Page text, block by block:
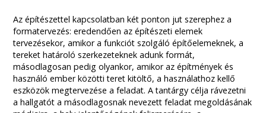
Az építészettel kapcsolatban két ponton jut szerephez a
formatervezés: eredendően az építészeti elemek
tervezésekor, amikor a funkciót szolgáló építőelemeknek, a
tereket határoló szerkezeteknek adunk formát,
másodlagosan pedig olyankor, amikor az építmények és
használó ember közötti teret kitöltő, a használathoz kellő
eszközök megtervezése a feladat. A tantárgy célja rávezetni
a hallgatót a másodlagosnak nevezett feladat megoldásának